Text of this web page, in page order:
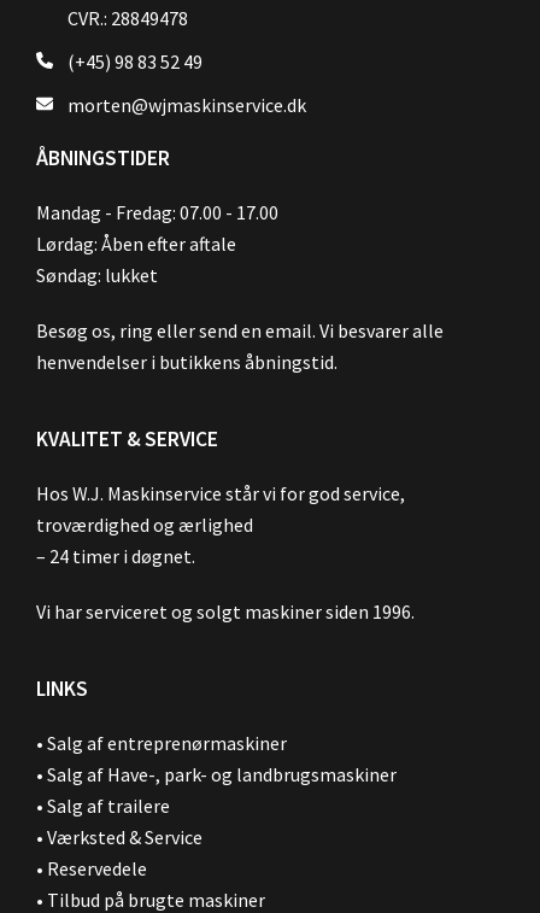
CVR.: 28849478
(+45) 98 83 52 49
morten@wjmaskinservice.dk
ÅBNINGSTIDER
Mandag - Fredag: 07.00 - 17.00
Lørdag: Åben efter aftale
Søndag: lukket
Besøg os, ring eller send en email. Vi besvarer alle
henvendelser i butikkens åbningstid.
KVALITET & SERVICE
Hos W.J. Maskinservice står vi for god service,
troværdighed og ærlighed
– 24 timer i døgnet.
Vi har serviceret og solgt maskiner siden 1996.
LINKS
• Salg af entreprenørmaskiner
• Salg af Have-, park- og landbrugsmaskiner
• Salg af trailere
• Værksted & Service
• Reservedele
• Tilbud på brugte maskiner